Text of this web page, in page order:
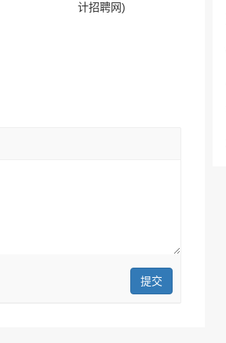
计招聘网)
提交